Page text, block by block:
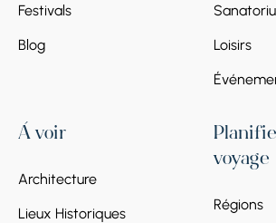
Festivals
Blog
Loisirs
À voir
Architecture
Lieux Historiques
voyage
Régions